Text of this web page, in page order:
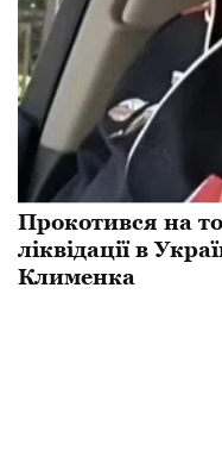
Прокотився на
ліквідації в
Клименка